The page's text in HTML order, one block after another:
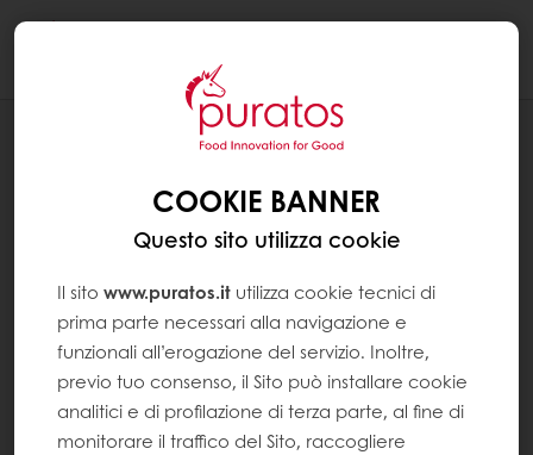
PROTAGONISTA A SANREMO
COOKIE BANNER
Questo sito utilizza cookie
Il sito www.puratos.it utilizza cookie tecnici di
prima parte necessari alla navigazione e
funzionali all’erogazione del servizio. Inoltre,
previo tuo consenso, il Sito può installare cookie
analitici e di profilazione di terza parte, al fine di
monitorare il traffico del Sito, raccogliere